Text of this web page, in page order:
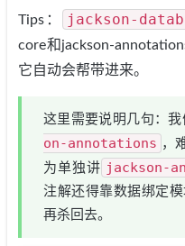
Tips： jackson-
core和jackson-
它自动会帮带进来。
这里需要说明几句：
on-annotations ，
为单独讲 jackson-
注解还得靠数据绑定
再杀回去。